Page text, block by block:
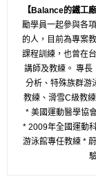
【Balance的鐵工廠
勵學員一起參與各
的人，目前為專案
課程訓練，也曾在
講師及教練。 專長
分析、特殊族群游
教練、滑雪C級教
* 美國運動醫學協
* 2009年全國運動
游泳館專任教練 *